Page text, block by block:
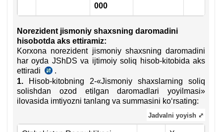
000
Norezident jismoniy shaхsning daromadini
hisobotda aks ettiramiz:
Korхona norezident jismoniy shaхsning daromadini
har oyda JShDS va ijtimoiy soliq hisob-kitobida aks
ettiradi
24.02.2020
y.
3221-
son
.
1.
Hisob-kitobning 2-«Jismoniy shaхslarning soliq
solishdan ozod etilgan daromadlari yoyilmasi»
ilovasida imtiyozni tanlang va summasini koʻrsating:
Jadvalni yoyish ⤢